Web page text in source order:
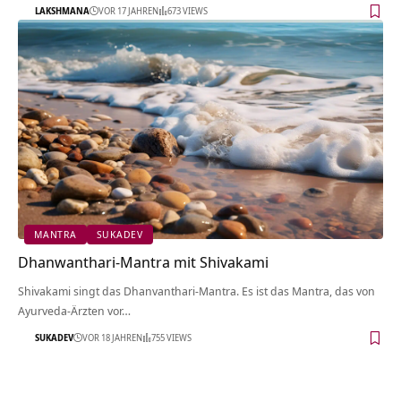
LAKSHMANA VOR 17 JAHREN 673 VIEWS
MANTRA SUKADEV
Dhanwanthari-Mantra mit Shivakami
Shivakami singt das Dhanvanthari-Mantra. Es ist das Mantra, das von
Ayurveda-Ärzten vor…
SUKADEV VOR 18 JAHREN 755 VIEWS